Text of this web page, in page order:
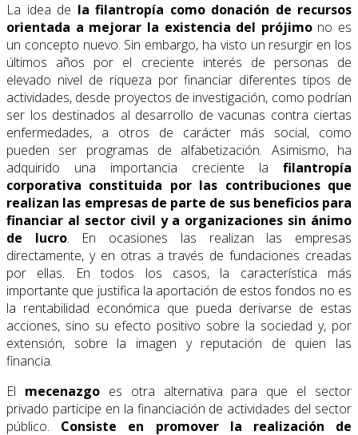
La idea de la filantropía como donación de recursos
orientada a mejorar la existencia del prójimo no es
un concepto nuevo. Sin embargo, ha visto un resurgir en los
últimos años por el creciente interés de personas de
elevado nivel de riqueza por financiar diferentes tipos de
actividades, desde proyectos de investigación, como podrían
ser los destinados al desarrollo de vacunas contra ciertas
enfermedades, a otros de carácter más social, como
pueden ser programas de alfabetización. Asimismo, ha
adquirido una importancia creciente la filantropía
corporativa constituida por las contribuciones que
realizan las empresas de parte de sus beneficios para
financiar al sector civil y a organizaciones sin ánimo
de lucro. En ocasiones las realizan las empresas
directamente, y en otras a través de fundaciones creadas
por ellas. En todos los casos, la característica más
importante que justifica la aportación de estos fondos no es
la rentabilidad económica que pueda derivarse de estas
acciones, sino su efecto positivo sobre la sociedad y, por
extensión, sobre la imagen y reputación de quien las
financia.
El mecenazgoes otra alternativa para que el sector
privado participe en la financiación de actividades del sector
público. Consiste en promover la realización de